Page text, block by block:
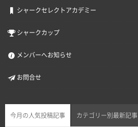
シャークセレクトアカデミー
シャークカップ
メンバーへお知らせ
お問合せ
今月の人気投稿記事 カテゴリー別最新記事